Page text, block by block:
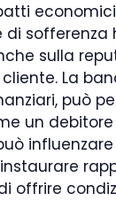
di sofferenza
sulla
La
può
un debitore
offrire